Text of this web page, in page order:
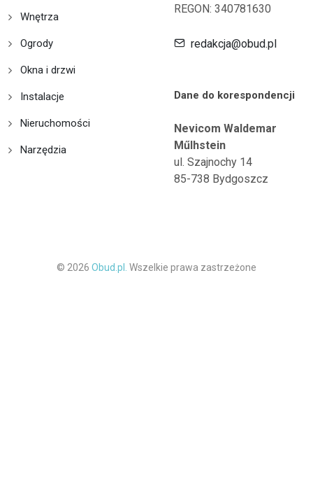
Wnętrza
Ogrody
Okna i drzwi
Instalacje
Nieruchomości
Narzędzia
REGON: 340781630
redakcja@obud.pl
Dane do korespondencji
Nevicom Waldemar
Műlhstein
ul. Szajnochy 14
85-738 Bydgoszcz
© 2026 Obud.pl. Wszelkie prawa zastrzeżone